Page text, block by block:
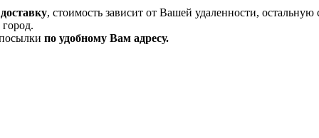
, стоимость зависит от Вашей удаленности,
по удобному Вам адресу.